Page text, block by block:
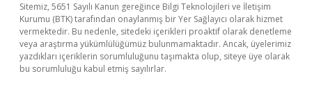
Sitemiz, 5651 Sayılı Kanun gereğince Bilgi Teknolojileri ve İletişim
Kurumu (BTK) tarafından onaylanmış bir Yer Sağlayıcı olarak hizmet
vermektedir. Bu nedenle, sitedeki içerikleri proaktif olarak denetleme
veya araştırma yükümlülüğümüz bulunmamaktadır. Ancak, üyelerimiz
yazdıkları içeriklerin sorumluluğunu taşımakta olup, siteye üye olarak
bu sorumluluğu kabul etmiş sayılırlar.